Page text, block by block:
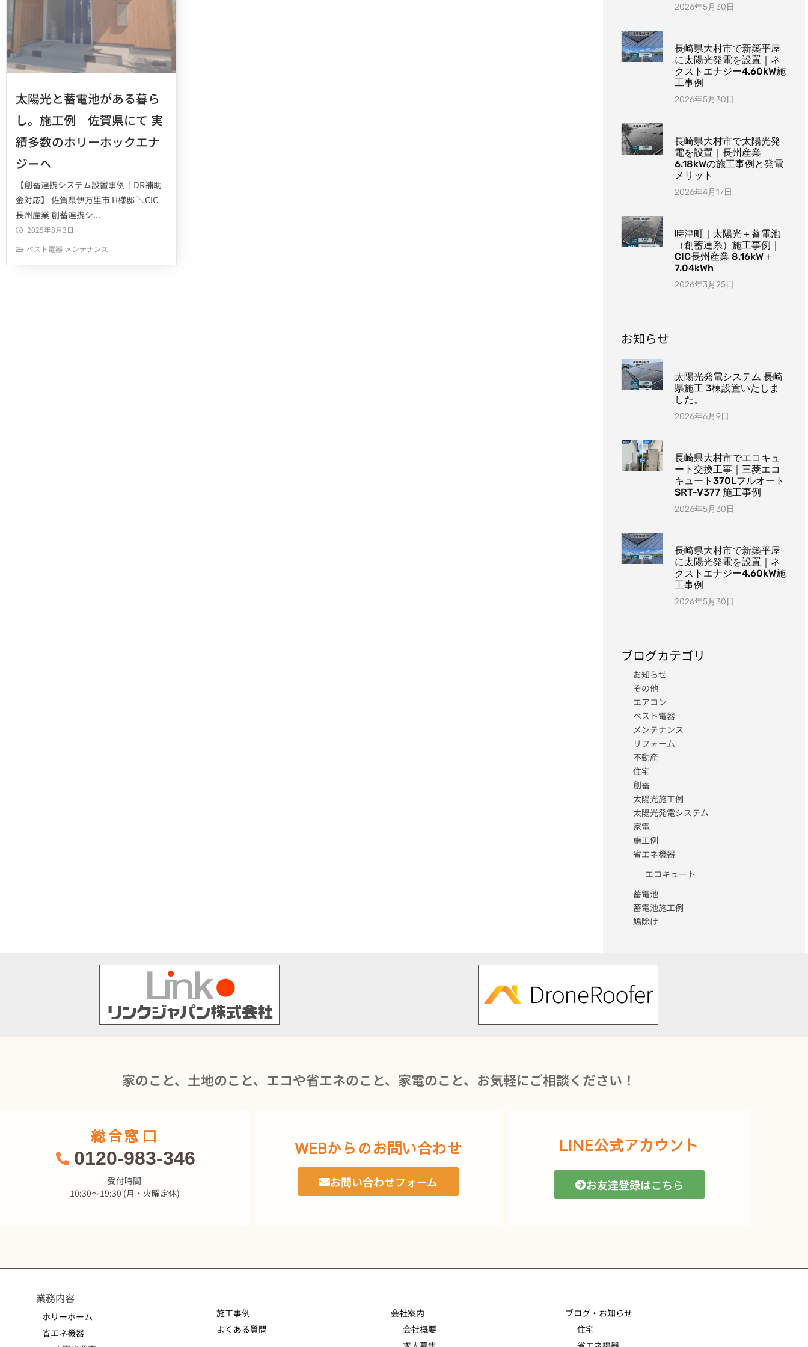
太陽光と蓄電池がある暮ら
し。施工例 佐賀県にて 実
績多数のホリーホックエナ
ジーへ
【創蓄連携システム設置事例｜DR補助
金対応】 佐賀県伊万里市 H様邸 ＼CIC
長州産業 創蓄連携シ...
2025年8月3日
ベスト電器 メンテナンス
2026年5月30日
長崎県大村市で新築平屋
に太陽光発電を設置｜ネ
クストエナジー4.60kW施
工事例
2026年5月30日
長崎県大村市で太陽光発
電を設置｜長州産業
6.18kWの施工事例と発電
メリット
2026年4月17日
時津町｜太陽光＋蓄電池
（創蓄連系）施工事例｜
CIC長州産業 8.16kW＋
7.04kWh
2026年3月25日
お知らせ
太陽光発電システム 長崎
県施工 3棟設置いたしま
した。
2026年6月9日
長崎県大村市でエコキュ
ート交換工事｜三菱エコ
キュート370Lフルオート
SRT-V377 施工事例
2026年5月30日
長崎県大村市で新築平屋
に太陽光発電を設置｜ネ
クストエナジー4.60kW施
工事例
2026年5月30日
ブログカテゴリ
お知らせ
その他
エアコン
ベスト電器
メンテナンス
リフォーム
不動産
住宅
創蓄
太陽光施工例
太陽光発電システム
家電
施工例
省エネ機器
エコキュート
蓄電池
蓄電池施工例
鳩除け
家のこと、土地のこと、エコや省エネのこと、家電のこと、お気軽にご相談ください！
総合窓口
0120-983-346
受付時間
10:30～19:30 (月・火曜定休)
WEBからのお問い合わせ
お問い合わせフォーム
LINE公式アカウント
お友達登録はこちら
業務内容
ホリーホーム
省エネ機器
施工事例
よくある質問
会社案内
会社概要
ブログ・お知らせ
住宅